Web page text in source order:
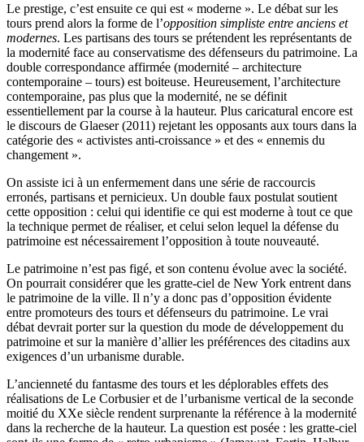
Le prestige, c’est ensuite ce qui est « moderne ». Le débat sur les
tours prend alors la forme de l’opposition simpliste entre anciens et
modernes. Les partisans des tours se prétendent les représentants de
la modernité face au conservatisme des défenseurs du patrimoine. La
double correspondance affirmée (modernité – architecture
contemporaine – tours) est boiteuse. Heureusement, l’architecture
contemporaine, pas plus que la modernité, ne se définit
essentiellement par la course à la hauteur. Plus caricatural encore est
le discours de Glaeser (2011) rejetant les opposants aux tours dans la
catégorie des « activistes anti-croissance » et des « ennemis du
changement ».
On assiste ici à un enfermement dans une série de raccourcis
erronés, partisans et pernicieux. Un double faux postulat soutient
cette opposition : celui qui identifie ce qui est moderne à tout ce que
la technique permet de réaliser, et celui selon lequel la défense du
patrimoine est nécessairement l’opposition à toute nouveauté.
Le patrimoine n’est pas figé, et son contenu évolue avec la société.
On pourrait considérer que les gratte-ciel de New York entrent dans
le patrimoine de la ville. Il n’y a donc pas d’opposition évidente
entre promoteurs des tours et défenseurs du patrimoine. Le vrai
débat devrait porter sur la question du mode de développement du
patrimoine et sur la manière d’allier les préférences des citadins aux
exigences d’un urbanisme durable.
L’ancienneté du fantasme des tours et les déplorables effets des
réalisations de Le Corbusier et de l’urbanisme vertical de la seconde
moitié du XXe siècle rendent surprenante la référence à la modernité
dans la recherche de la hauteur. La question est posée : les gratte-ciel